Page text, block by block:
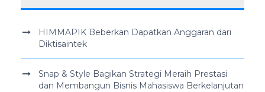
HIMMAPIK Beberkan Dapatkan Anggaran dari
Diktisaintek
Snap & Style Bagikan Strategi Meraih Prestasi
dan Membangun Bisnis Mahasiswa Berkelanjutan